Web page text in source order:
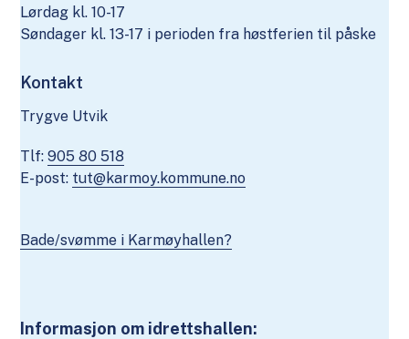
Lørdag kl. 10-17
Søndager kl. 13-17 i perioden fra høstferien til påske
Kontakt
Trygve Utvik
Tlf:905 80 518
E-post: tut@karmoy.kommune.no
Bade/svømme i Karmøyhallen?
Informasjon om idrettshallen: